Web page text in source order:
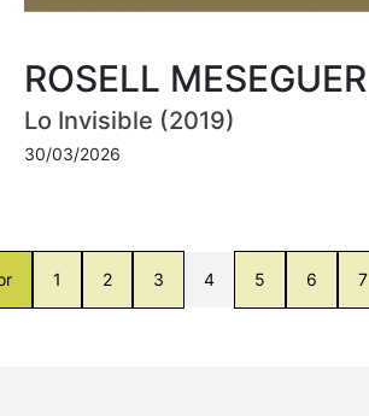
ROSELL MESEGUER
Lo Invisible (2019)
30/03/2026
1 2 3 4 5 6 7